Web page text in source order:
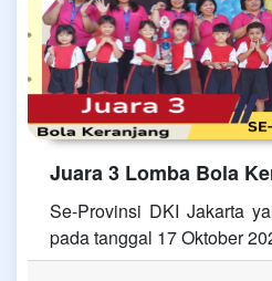
Juara 3 Lomba Bola
Se-Provinsi DKI Jakarta
pada tanggal 17 Oktober